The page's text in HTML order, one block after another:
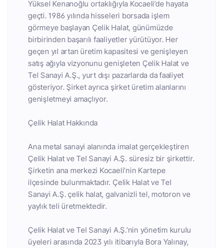
Yüksel Kenanoğlu ortaklığıyla Kocaeli’de hayata
geçti. 1986 yılında hisseleri borsada işlem
görmeye başlayan Çelik Halat, günümüzde
birbirinden başarılı faaliyetler yürütüyor. Her
geçen yıl artan üretim kapasitesi ve genişleyen
satış ağıyla vizyonunu genişleten Çelik Halat ve
Tel Sanayi A.Ş., yurt dışı pazarlarda da faaliyet
gösteriyor. Şirket ayrıca şirket üretim alanlarını
genişletmeyi amaçlıyor.
Çelik Halat Hakkında
Ana metal sanayi alanında imalat gerçekleştiren
Çelik Halat ve Tel Sanayi A.Ş. süresiz bir şirkettir.
Şirketin ana merkezi Kocaeli’nin Kartepe
ilçesinde bulunmaktadır. Çelik Halat ve Tel
Sanayi A.Ş. çelik halat, galvanizli tel, motoron ve
yaylık teli üretmektedir.
Çelik Halat ve Tel Sanayi A.Ş.’nin yönetim kurulu
üyeleri arasında 2023 yılı itibarıyla Bora Yalınay,